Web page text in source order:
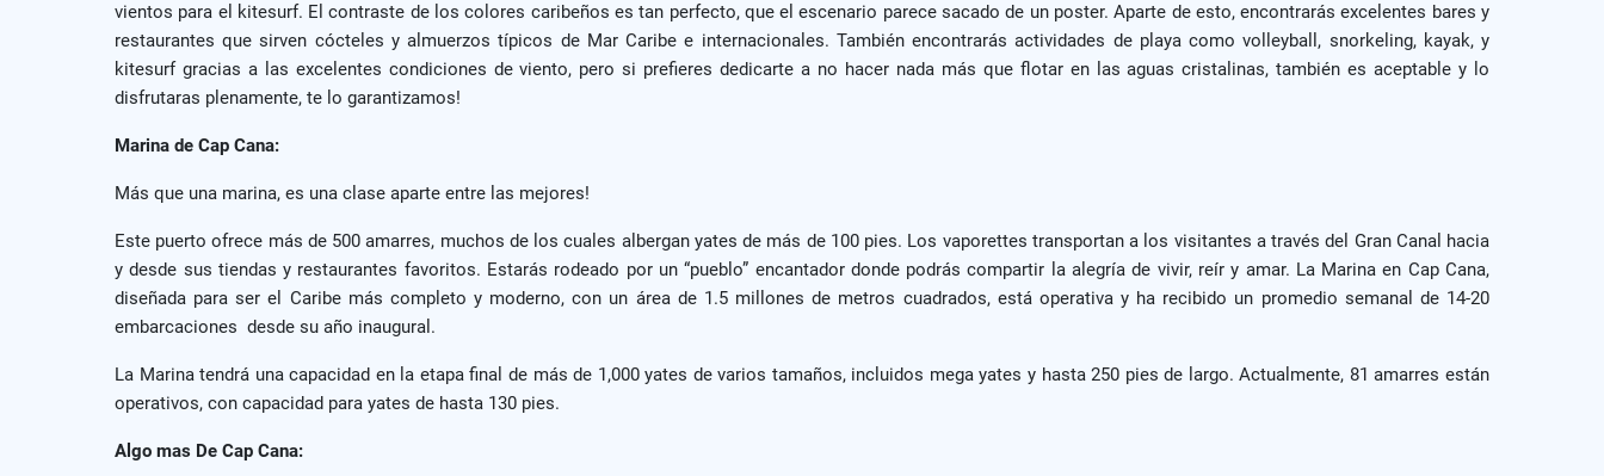
vientos para el kitesurf. El contraste de los colores caribeños es tan perfecto, que el escenario parece sacado de un poster. Aparte de esto, encontrarás excelentes bares y
restaurantes que sirven cócteles y almuerzos típicos de Mar Caribe e internacionales. También encontrarás actividades de playa como volleyball, snorkeling, kayak, y
kitesurf gracias a las excelentes condiciones de viento, pero si prefieres dedicarte a no hacer nada más que flotar en las aguas cristalinas, también es aceptable y lo
disfrutaras plenamente, te lo garantizamos!
Marina de Cap Cana:
Más que una marina, es una clase aparte entre las mejores!
Este puerto ofrece más de 500 amarres, muchos de los cuales albergan yates de más de 100 pies. Los vaporettes transportan a los visitantes a través del Gran Canal hacia
y desde sus tiendas y restaurantes favoritos. Estarás rodeado por un “pueblo” encantador donde podrás compartir la alegría de vivir, reír y amar. La Marina en Cap Cana,
diseñada para ser el Caribe más completo y moderno, con un área de 1.5 millones de metros cuadrados, está operativa y ha recibido un promedio semanal de 14-20
embarcaciones desde su año inaugural.
La Marina tendrá una capacidad en la etapa final de más de 1,000 yates de varios tamaños, incluidos mega yates y hasta 250 pies de largo. Actualmente, 81 amarres están
operativos, con capacidad para yates de hasta 130 pies.
Algo mas De Cap Cana: